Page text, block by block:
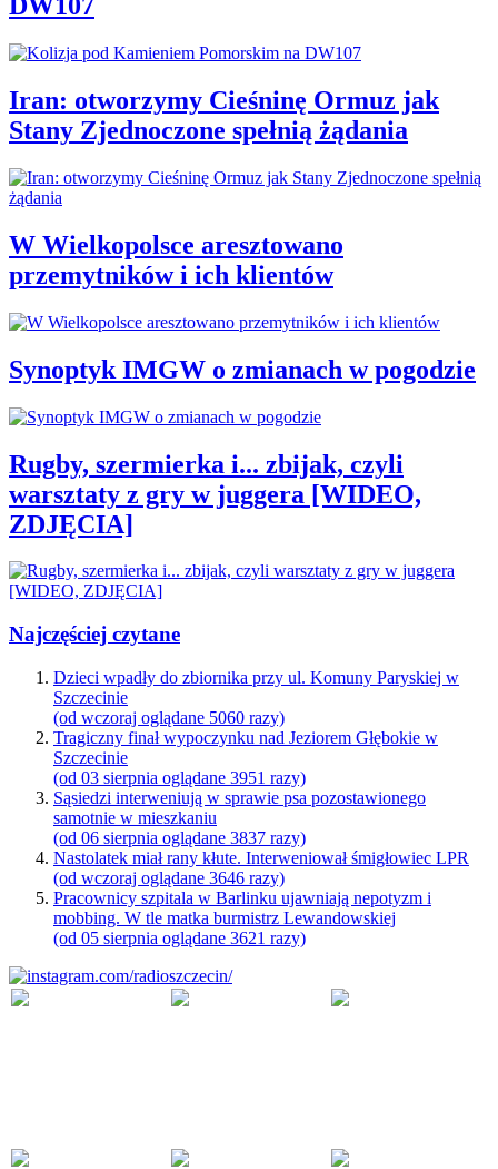
DW107
Iran: otworzymy Cieśninę Ormuz jak
Stany Zjednoczone spełnią żądania
W Wielkopolsce aresztowano
przemytników i ich klientów
Synoptyk IMGW o zmianach w pogodzie
Rugby, szermierka i... zbijak, czyli
warsztaty z gry w juggera [WIDEO,
ZDJĘCIA]
Najczęściej czytane
Dzieci wpadły do zbiornika przy ul. Komuny Paryskiej w
Szczecinie
(od wczoraj oglądane 5060 razy)
Tragiczny finał wypoczynku nad Jeziorem Głębokie w
Szczecinie
(od 03 sierpnia oglądane 3951 razy)
Sąsiedzi interweniują w sprawie psa pozostawionego
samotnie w mieszkaniu
(od 06 sierpnia oglądane 3837 razy)
Nastolatek miał rany kłute. Interweniował śmigłowiec LPR
(od wczoraj oglądane 3646 razy)
Pracownicy szpitala w Barlinku ujawniają nepotyzm i
mobbing. W tle matka burmistrz Lewandowskiej
(od 05 sierpnia oglądane 3621 razy)